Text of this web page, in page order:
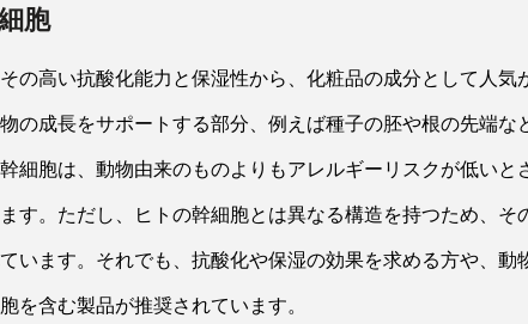
胞
の高い抗酸化能力と保湿性から、化粧品の成分として人気
の成長をサポートする部分、例えば種子の胚や根の先端な
細胞は、動物由来のものよりもアレルギーリスクが低いと
す。ただし、ヒトの幹細胞とは異なる構造を持つため、そ
います。それでも、抗酸化や保湿の効果を求める方や、動
を含む製品が推奨されています。